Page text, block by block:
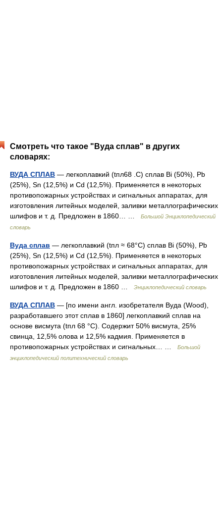
Смотреть что такое "Вуда сплав" в других
словарях:
ВУДА СПЛАВ — легкоплавкий (tпл68 .С) сплав Bi (50%), Pb
(25%), Sn (12,5%) и Cd (12,5%). Применяется в некоторых
противопожарных устройствах и сигнальных аппаратах, для
изготовления литейных моделей, заливки металлографических
шлифов и т. д. Предложен в 1860… …
Большой Энциклопедический
словарь
Вуда сплав — легкоплавкий (tпл ≈ 68°C) сплав Bi (50%), Pb
(25%), Sn (12,5%) и Cd (12,5%). Применяется в некоторых
противопожарных устройствах и сигнальных аппаратах, для
изготовления литейных моделей, заливки металлографических
шлифов и т. д. Предложен в 1860 …
Энциклопедический словарь
ВУДА СПЛАВ — [по имени англ. изобретателя Вуда (Wood),
разработавшего этот сплав в 1860] легкоплавкий сплав на
основе висмута (tпл 68 °С). Содержит 50% висмута, 25%
свинца, 12,5% олова и 12,5% кадмия. Применяется в
противопожарных устройствах и сигнальных… …
Большой
энциклопедический политехнический словарь